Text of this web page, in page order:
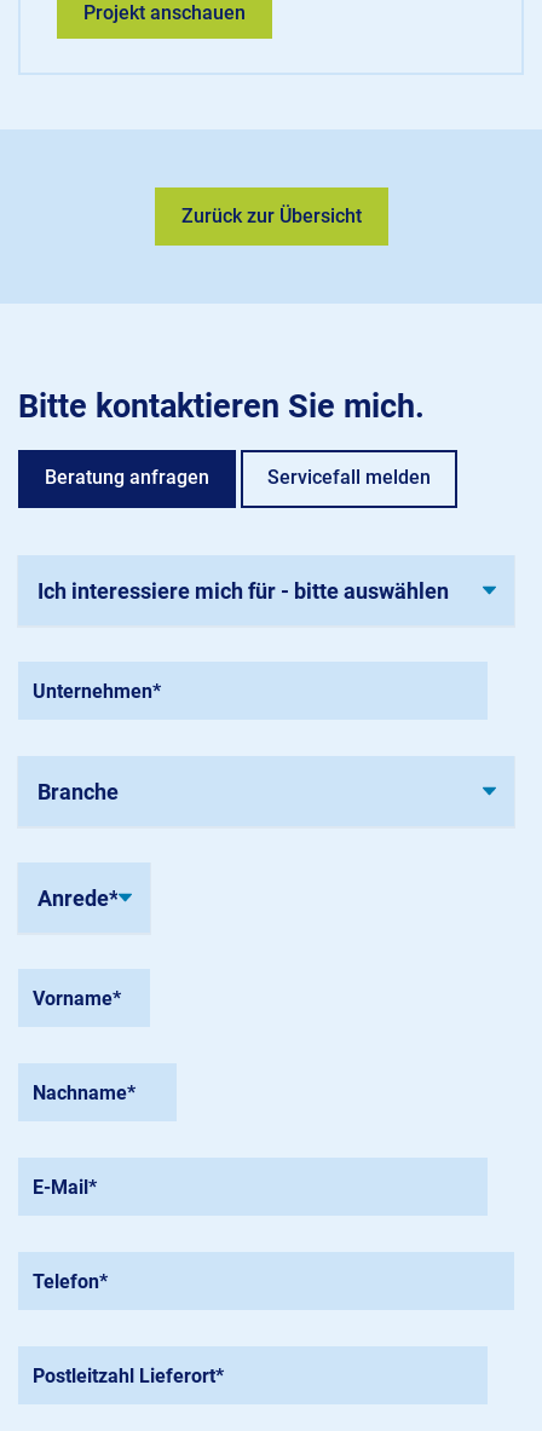
Projekt anschauen
Zurück zur Übersicht
Bitte kontaktieren Sie mich.
Beratung anfragen Servicefall melden